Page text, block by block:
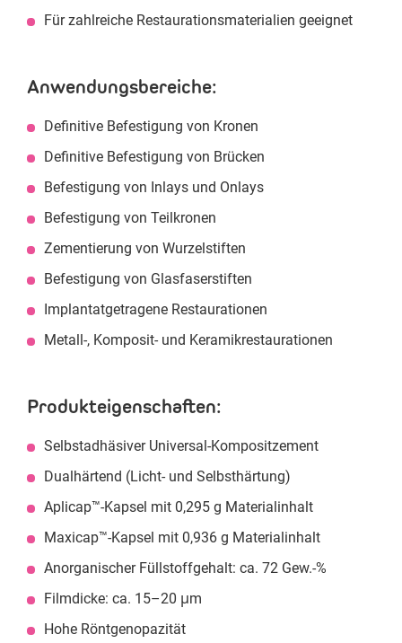
Für zahlreiche Restaurationsmaterialien geeignet
Anwendungsbereiche:
Definitive Befestigung von Kronen
Definitive Befestigung von Brücken
Befestigung von Inlays und Onlays
Befestigung von Teilkronen
Zementierung von Wurzelstiften
Befestigung von Glasfaserstiften
Implantatgetragene Restaurationen
Metall-, Komposit- und Keramikrestaurationen
Produkteigenschaften:
Selbstadhäsiver Universal-Kompositzement
Dualhärtend (Licht- und Selbsthärtung)
Aplicap™-Kapsel mit 0,295 g Materialinhalt
Maxicap™-Kapsel mit 0,936 g Materialinhalt
Anorganischer Füllstoffgehalt: ca. 72 Gew.-%
Filmdicke: ca. 15–20 μm
Hohe Röntgenopazität